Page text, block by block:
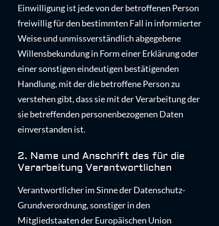
Einwilligung ist jede von der betroffenen Person
freiwillig für den bestimmten Fall in informierter
Weise und unmissverständlich abgegebene
Willensbekundung in Form einer Erklärung oder
einer sonstigen eindeutigen bestätigenden
Handlung, mit der die betroffene Person zu
verstehen gibt, dass sie mit der Verarbeitung der
sie betreffenden personenbezogenen Daten
einverstanden ist.
2. Name und Anschrift des für die
Verarbeitung Verantwortlichen
Verantwortlicher im Sinne der Datenschutz-
Grundverordnung, sonstiger in den
Mitgliedstaaten der Europäischen Union